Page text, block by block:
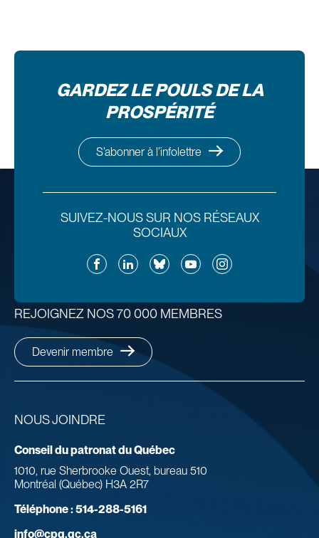
GARDEZ LE POULS DE LA
PROSPÉRITÉ
S’abonner à l’infolettre
SUIVEZ-NOUS SUR NOS RÉSEAUX
SOCIAUX
FacebookLinkedInBlueskyYouTubeInstagram
NOUS JOINDRE
Conseil du patronat du Québec
1010, rue Sherbrooke Ouest, bureau 510
Montréal (Québec) H3A 2R7
Téléphone :514-288-5161
info@cpq.qc.ca
REJOIGNEZ NOS 70 000 MEMBRES
Devenir membre